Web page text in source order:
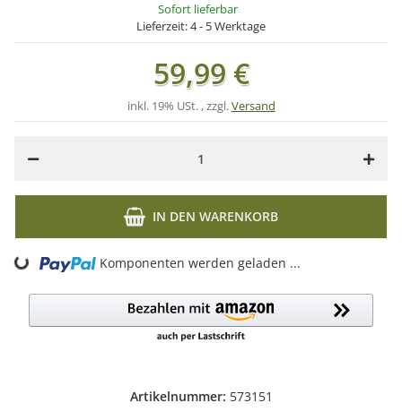
Artikelnummer: 573151
Sofort lieferbar
Lieferzeit:4 - 5 Werktage
59,99 €
inkl. 19% USt. , zzgl.Versand
IN DEN WARENKORB
Komponenten werden geladen ...